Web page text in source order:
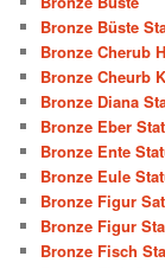
Bronze Büste
Bronze Cherub
Bronze Cheurb
Bronze Diana
Bronze Eber
Bronze Ente
Bronze Eule
Bronze Figur
Bronze Figur
Bronze Fisch